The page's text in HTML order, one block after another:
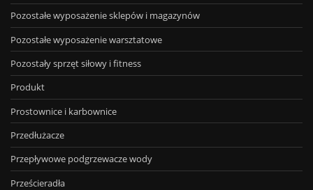
Pozostałe wyposażenie sklepów i magazynów
Pozostałe wyposażenie warsztatowe
Pozostały sprzęt siłowy i fitness
Produkt
Prostownice i karbownice
Przedłużacze
Przepływowe podgrzewacze wody
Prześcieradła